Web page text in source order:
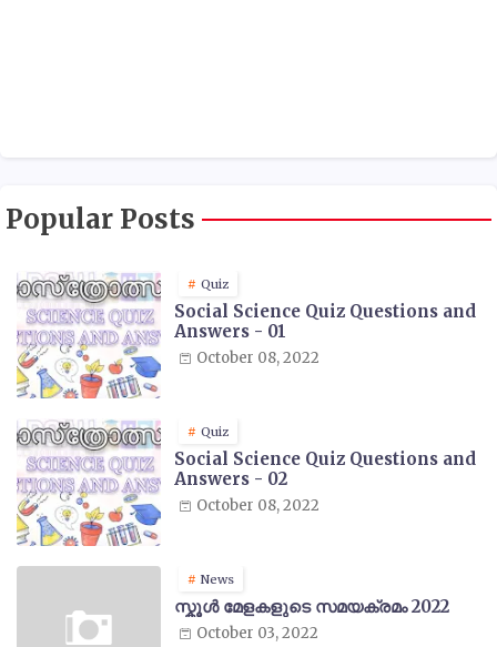
Popular Posts
Quiz
Social Science Quiz Questions and
Answers - 01
October 08, 2022
Quiz
Social Science Quiz Questions and
Answers - 02
October 08, 2022
News
സ്കൂൾ മേളകളുടെ സമയക്രമം 2022
October 03, 2022